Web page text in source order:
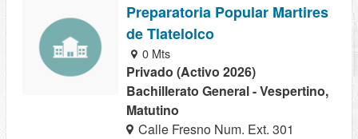
Preparatoria Popular Martires
de Tlatelolco
0 Mts
Privado (Activo 2026)
Bachillerato General - Vespertino,
Matutino
Calle Fresno Num. Ext. 301